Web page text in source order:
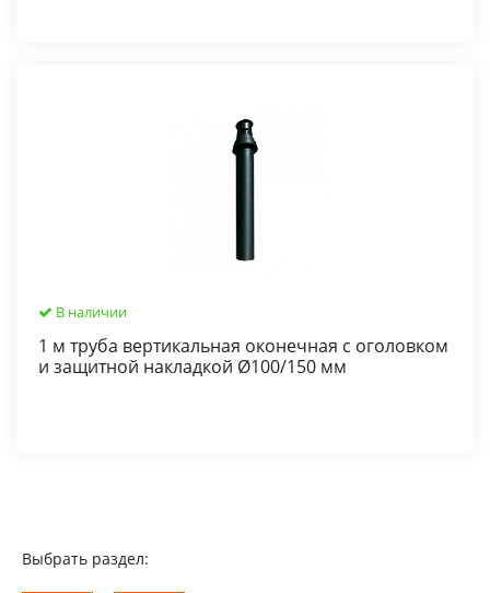
В наличии
1 м труба вертикальная оконечная с оголовком
и защитной накладкой Ø100/150 мм
Выбрать раздел: